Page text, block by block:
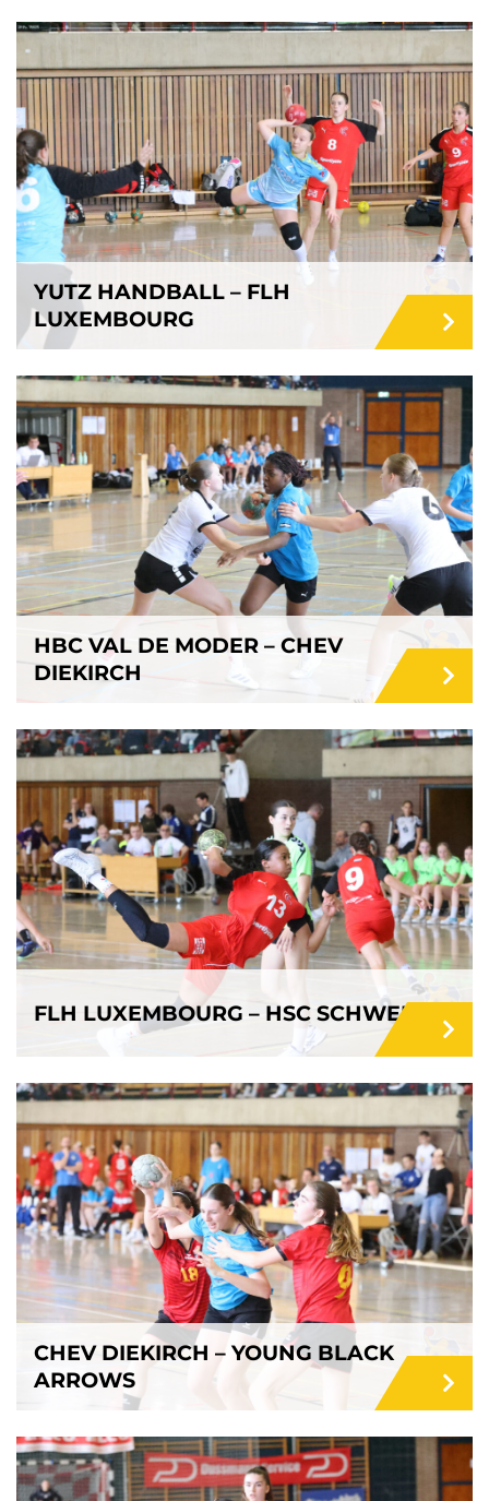
YUTZ HANDBALL – FLH
LUXEMBOURG
HBC VAL DE MODER – CHEV
DIEKIRCH
FLH LUXEMBOURG – HSC SCHWEICH
CHEV DIEKIRCH – YOUNG BLACK
ARROWS